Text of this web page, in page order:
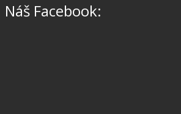
Náš Facebook: